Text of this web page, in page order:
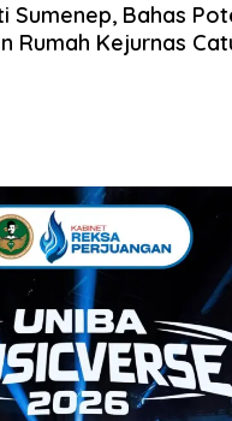
Sumenep, Bahas
Rumah Kejurnas